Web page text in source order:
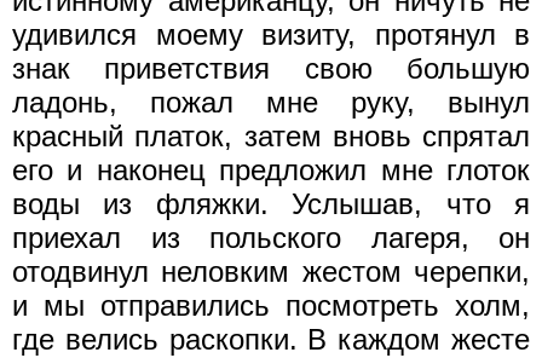
удивился моему визиту, протянул в
знак приветствия свою большую
ладонь, пожал мне руку, вынул
красный платок, затем вновь спрятал
его и наконец предложил мне глоток
воды из фляжки. Услышав, что я
приехал из польского лагеря, он
отодвинул неловким жестом черепки,
и мы отправились посмотреть холм,
где велись раскопки. В каждом жесте